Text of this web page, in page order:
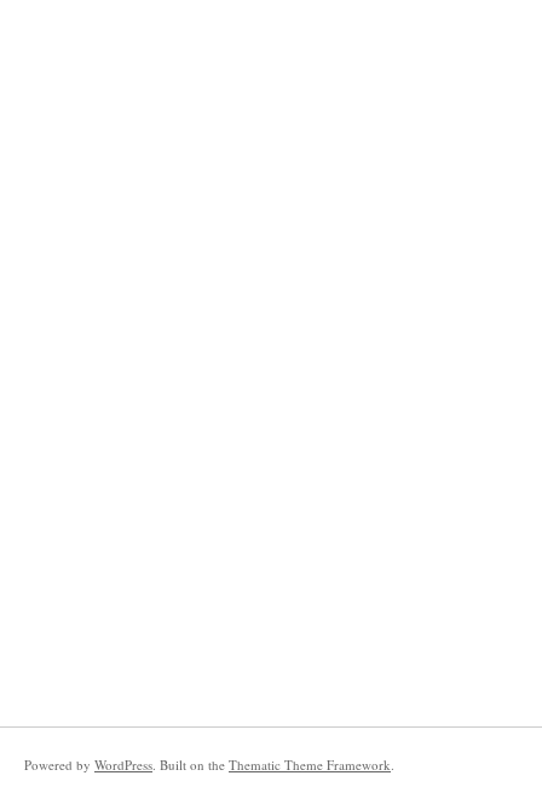
Powered by WordPress. Built on the Thematic Theme Framework.